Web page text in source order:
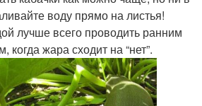
воду прямо на листья!
лучше всего проводить ранним
когда жара сходит на “нет”.